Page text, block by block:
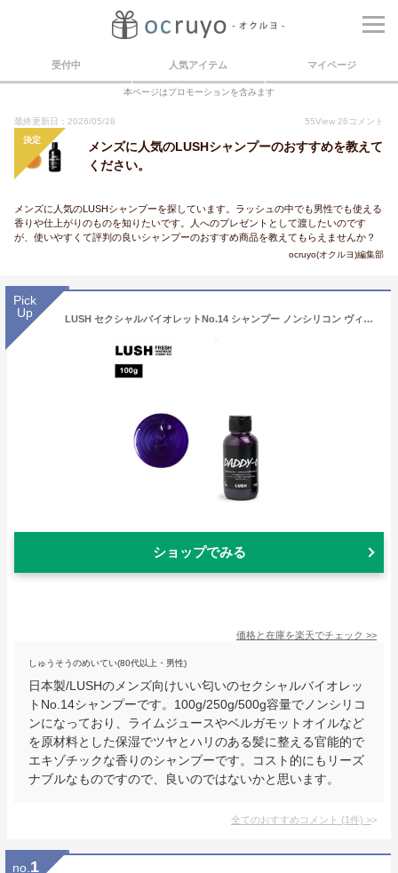
受付中 人気アイテム マイページ
本ページはプロモーションを含みます
最終更新日：2026/05/28 55View 26 コメント
決定
メンズに人気のLUSHシャンプーのおすすめを教えて
ください。
メンズに人気のLUSHシャンプーを探しています。ラッシュの中でも男性でも使える
香りや仕上がりのものを知りたいです。人へのプレゼントとして渡したいのです
が、使いやすくて評判の良いシャンプーのおすすめ商品を教えてもらえませんか？
ocruyo(オクルヨ)編集部
Pick
Up
LUSH セクシャルバイオレットNo.14 シャンプー ノンシリコン ヴィーガン ボリューム ツヤ 乾燥 潤い いい匂い ハンドメイド 自然由来 コスメ ラッシュ 公式
ショップでみる
価格と在庫を楽天でチェック >>
しゅうそうのめいてい(80代以上・男性)
日本製/LUSHのメンズ向けいい匂いのセクシャルバイオレッ
トNo.14シャンプーです。100g/250g/500g容量でノンシリコ
ンになっており、ライムジュースやベルガモットオイルなど
を原材料とした保湿でツヤとハリのある髪に整える官能的で
エキゾチックな香りのシャンプーです。コスト的にもリーズ
ナブルなものですので、良いのではないかと思います。
全てのおすすめコメント (1件) >
no. 1